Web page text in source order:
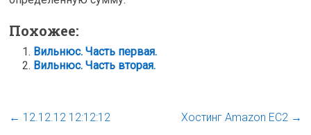
Похожее:
Вильнюс. Часть первая.
Вильнюс. Часть вторая.
← 12.12.12 12:12:12 Хостинг Amazon EC2 →